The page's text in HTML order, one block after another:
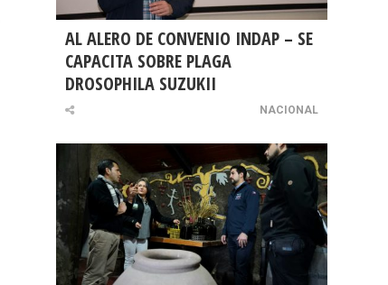
AL ALERO DE CONVENIO INDAP – SE
CAPACITA SOBRE PLAGA
DROSOPHILA SUZUKII
NACIONAL